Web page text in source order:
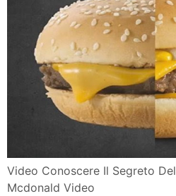
Video Conoscere Il Segreto
Mcdonald Video